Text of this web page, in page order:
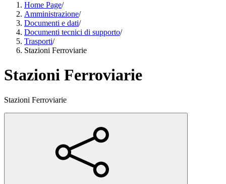
Home Page/
Amministrazione/
Documenti e dati/
Documenti tecnici di supporto/
Trasporti/
Stazioni Ferroviarie
Stazioni Ferroviarie
Stazioni Ferroviarie